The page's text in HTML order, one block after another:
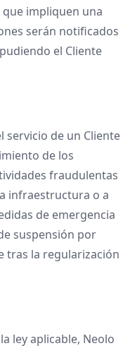
impliquen una
serán notificados
el Cliente
servicio de un Cliente
de los
fraudulentas
infraestructura o a
de emergencia
suspensión por
tras la regularización
ley aplicable, Neolo